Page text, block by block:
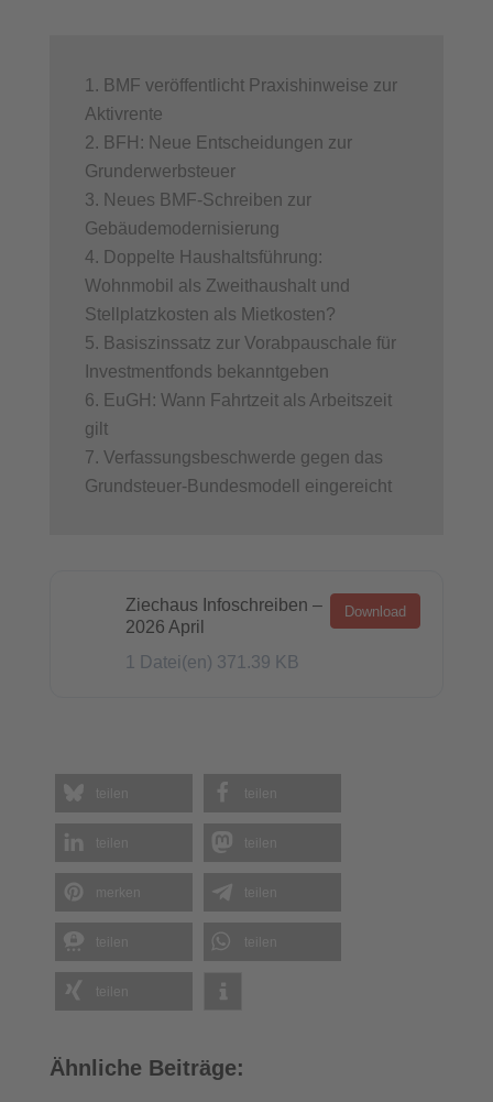
BMF veröffentlicht Praxishinweise zur
Aktivrente
BFH: Neue Entscheidungen zur
Grunderwerbsteuer
Neues BMF-Schreiben zur
Gebäudemodernisierung
Doppelte Haushaltsführung:
Wohnmobil als Zweithaushalt und
Stellplatzkosten als Mietkosten?
Basiszinssatz zur Vorabpauschale für
Investmentfonds bekanntgeben
EuGH: Wann Fahrtzeit als Arbeitszeit
gilt
Verfassungsbeschwerde gegen das
Grundsteuer-Bundesmodell eingereicht
Ziechaus Infoschreiben –
2026 April
1 Datei(en) 371.39 KB
Download
Ähnliche Beiträge: